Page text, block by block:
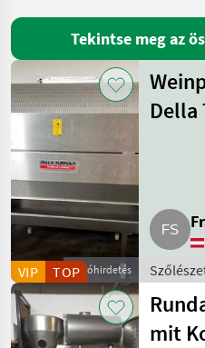
Della Toffola
A&T Schneier
Spadoni
2
Enos
1
Mind a 12
megjelenítése
MARKETPLACE
Marketplace
Kereskedői
ajánlatok
Tekintse meg az
Apróhirdetés
VIP TOP
Della
mit